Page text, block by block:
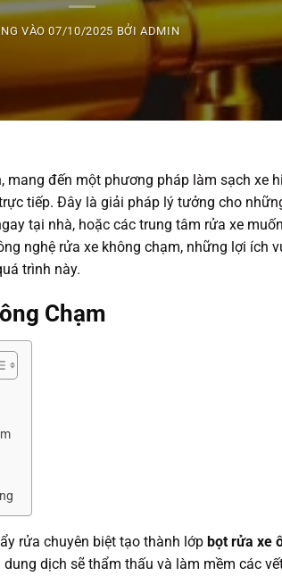
VÀO07/10/2025 BỞIADMIN
mang đến một phương pháp làm sạch xe
tiếp. Đây là giải pháp lý tưởng cho
tại nhà, hoặc các trung tâm rửa xe muốn
nghệ rửa xe không chạm, những lợi ích
trình này.
Chạm
rửa chuyên biệt tạo thành lớp bọt rửa xe
dịch sẽ thẩm thấu và làm mềm các